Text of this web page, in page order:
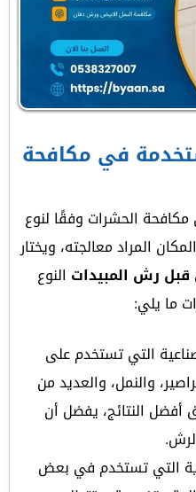
في مكافحة
الحشرات وفقًا لنوع
المراد معالجته، ويختار
قبل رش المبيدات النوع
ما يلي:
التي تستخدم على
والنمل، والعديد من
أفضل النتائج، يفضل أن
التي تستخدم في بعض